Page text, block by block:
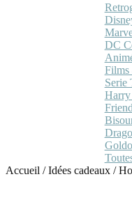
DC
Films
Serie
Harry
Accueil /Idées cadeaux /